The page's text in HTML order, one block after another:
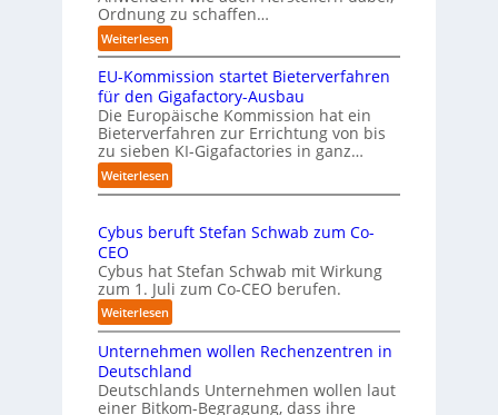
s
m
e
c
h
r
u
e
u
n
v
i
l
e
Ordnung zu schaffen…
Weiterlesen:
„
E
s
k
o
m
m
t
u
d
i
e
I
p
l
e
EU-Kommission startet Bieterverfahren
für den Gigafactory-Ausbau
Die Europäische Kommission hat ein
Bieterverfahren zur Errichtung von bis
zu sieben KI-Gigafactories in ganz…
Weiterlesen:
E
-
o
m
m
i
i
o
Cybus beruft Stefan Schwab zum Co-
CEO
Cybus hat Stefan Schwab mit Wirkung
zum 1. Juli zum Co-CEO berufen.
Weiterlesen:
C
y
b
u
s
Unternehmen wollen Rechenzentren in
Deutschland
Deutschlands Unternehmen wollen laut
einer Bitkom-Begragung, dass ihre